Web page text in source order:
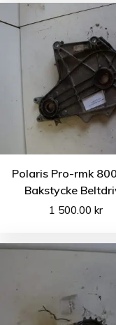
Polaris Pro-rmk
Bakstycke
1 500.00 kr